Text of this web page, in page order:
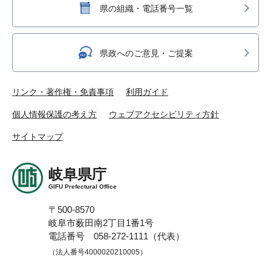
県の組織・電話番号一覧
県政へのご意見・ご提案
リンク・著作権・免責事項 利用ガイド
個人情報保護の考え方 ウェブアクセシビリティ方針
サイトマップ
岐阜県庁
GIFU Prefectural Office
〒500-8570
岐阜市薮田南2丁目1番1号
電話番号 058-272-1111（代表）
（法人番号4000020210005）